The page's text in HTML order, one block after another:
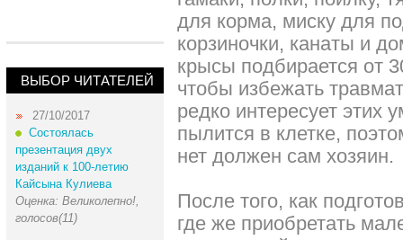
ВЫБОР ЧИТАТЕЛЕЙ
27/10/2017
Состоялась
презентация двух
изданий к 100-летию
Кайсына Кулиева
Оценка: Великолепно!,
голосов(11)
для корма, миску для
корзиночки, канаты и
крысы подбирается от
чтобы избежать
редко интересует этих
пылится в клетке,
нет должен сам хозяин.
После того, как
где же приобретать